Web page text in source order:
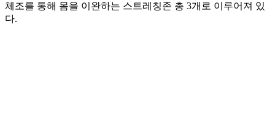
체조를 통해 몸을 이완하는 스트레칭존 총 3개로 이루어져 있
다.